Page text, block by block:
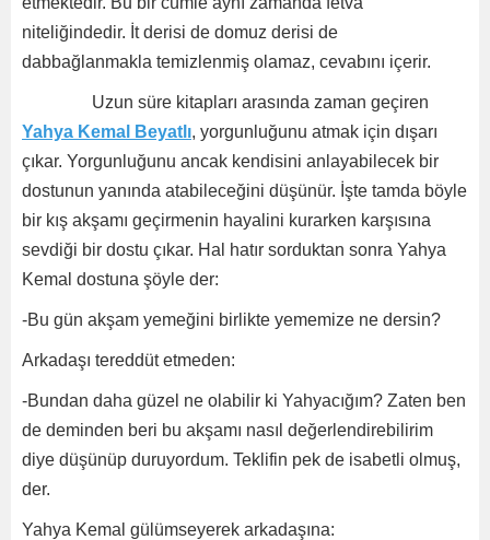
niteliğindedir. İt derisi de domuz derisi de
dabbağlanmakla temizlenmiş olamaz, cevabını içerir.
Uzun süre kitapları arasında zaman geçiren
Yahya Kemal Beyatlı, yorgunluğunu atmak için dışarı
çıkar. Yorgunluğunu ancak kendisini anlayabilecek bir
dostunun yanında atabileceğini düşünür. İşte tamda böyle
bir kış akşamı geçirmenin hayalini kurarken karşısına
sevdiği bir dostu çıkar. Hal hatır sorduktan sonra Yahya
Kemal dostuna şöyle der:
-Bu gün akşam yemeğini birlikte yememize ne dersin?
Arkadaşı tereddüt etmeden:
-Bundan daha güzel ne olabilir ki Yahyacığım? Zaten ben
de deminden beri bu akşamı nasıl değerlendirebilirim
diye düşünüp duruyordum. Teklifin pek de isabetli olmuş,
der.
Yahya Kemal gülümseyerek arkadaşına: